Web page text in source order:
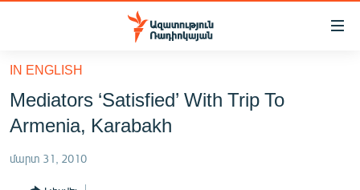
Մատչելիության
հիմնական
բովանդակությանը
Անցնել
հիմնական
մենյուին
ԸՆՏՐՈՒԹՅՈՒՆՆԵՐ 2026
IN ENGLISH
Mediators ‘Satisfied’ With Trip To
Armenia, Karabakh
մարտ 31, 2010